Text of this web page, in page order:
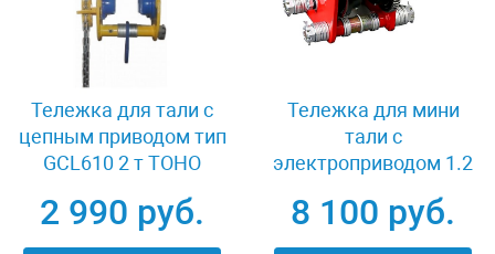
Тележка для тали с
цепным приводом тип
GCL610 2 т TOHO
2 990 руб.
Тележка для мини
тали с
электроприводом 1.2
8 100 руб.